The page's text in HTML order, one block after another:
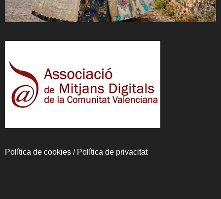
Política de cookies / Política de privacitat